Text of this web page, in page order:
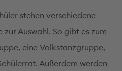
stehen verschiedene
Auswahl. So gibt es zum
eine Volkstanzgruppe,
Außerdem werden